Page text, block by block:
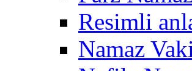
Resimli
Namaz